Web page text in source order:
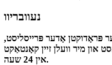
נעוובריוו
פּראָדוקטן אָדער פּרייסליסט,
און מיר וועלן זיין קאָנטאַקט
אין 24 שעה.